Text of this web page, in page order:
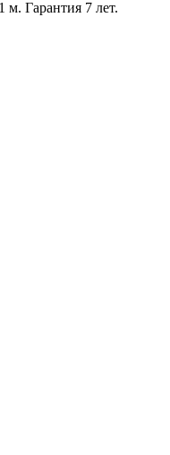
м. Гарантия 7 лет.